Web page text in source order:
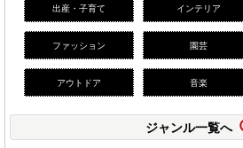
出産・子育て インテリア
ファッション 園芸
アウトドア 音楽
ジャンル一覧へ